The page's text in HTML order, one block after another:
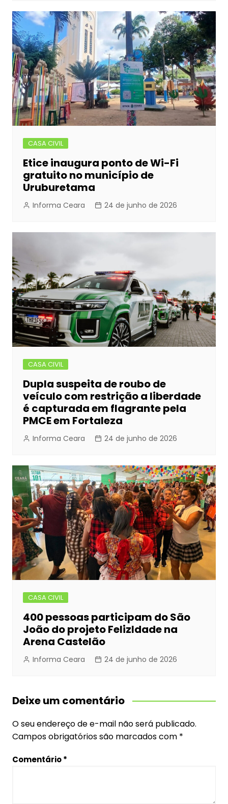
CASA CIVIL
Etice inaugura ponto de Wi-Fi
gratuito no município de
Uruburetama
Informa Ceara 24 de junho de 2026
CASA CIVIL
Dupla suspeita de roubo de
veículo com restrição a liberdade
é capturada em flagrante pela
PMCE em Fortaleza
Informa Ceara 24 de junho de 2026
CASA CIVIL
400 pessoas participam do São
João do projeto FelizIdade na
Arena Castelão
Informa Ceara 24 de junho de 2026
Deixe um comentário
O seu endereço de e-mail não será publicado.
Campos obrigatórios são marcados com *
Comentário*